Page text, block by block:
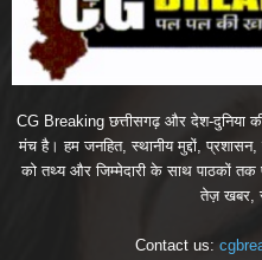
CG Breaking छत्तीसगढ़ और देश-दुनिया
मंच है। हम जनहित, स्थानीय मुद्दों,
को तथ्य और जिम्मेदारी के साथ पाठकों तक
तेज़ खबर,
Contact us: